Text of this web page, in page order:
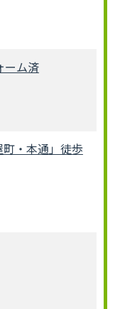
ム済
・本通」徒歩